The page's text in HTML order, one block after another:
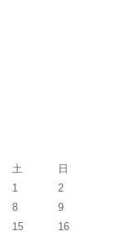
土
日
1
2
8
9
15
16